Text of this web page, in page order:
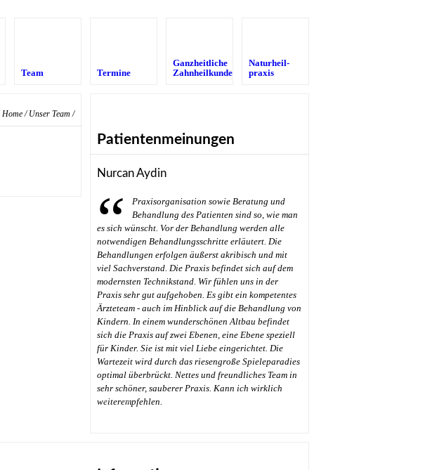
Team Termine
Ganzheitliche
Zahnheilkunde
Naturheil­
praxis
Home/ Unser Team /
Patientenmeinungen
Nurcan Aydin
Praxisorganisation sowie Beratung und
Behandlung des Patienten sind so, wie man
es sich wünscht. Vor der Behandlung werden alle
notwendigen Behandlungsschritte erläutert. Die
Behandlungen erfolgen äußerst akribisch und mit
viel Sachverstand. Die Praxis befindet sich auf dem
modernsten Technikstand. Wir fühlen uns in der
Praxis sehr gut aufgehoben. Es gibt ein kompetentes
Ärzteteam - auch im Hinblick auf die Behandlung von
Kindern. In einem wunderschönen Altbau befindet
sich die Praxis auf zwei Ebenen, eine Ebene speziell
für Kinder. Sie ist mit viel Liebe eingerichtet. Die
Wartezeit wird durch das riesengroße Spieleparadies
optimal überbrückt. Nettes und freundliches Team in
sehr schöner, sauberer Praxis. Kann ich wirklich
weiterempfehlen.
← →